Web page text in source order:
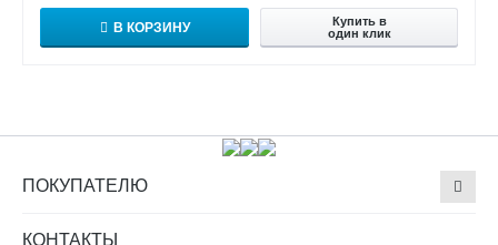
В КОРЗИНУ
Купить в
один клик
ПОКУПАТЕЛЮ
КОНТАКТЫ